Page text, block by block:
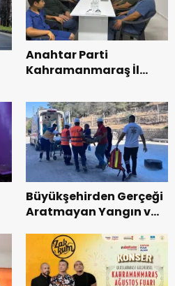
Anahtar Parti
Kahramanmaraş İl
Teşkilatı ile buluştu.
Büyükşehirden Gerçeği
Aratmayan Yangın ve